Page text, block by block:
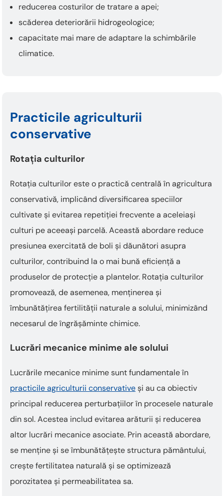
reducerea costurilor de tratare a apei;
scăderea deteriorării hidrogeologice;
capacitate mai mare de adaptare la schimbările
climatice.
Practicile agriculturii
conservative
Rotația culturilor
Rotația culturilor este o practică centrală în agricultura
conservativă, implicând diversificarea speciilor
cultivate și evitarea repetiției frecvente a aceleiași
culturi pe aceeași parcelă. Această abordare reduce
presiunea exercitată de boli și dăunători asupra
culturilor, contribuind la o mai bună eficiență a
produselor de protecție a plantelor. Rotația culturilor
promovează, de asemenea, menținerea și
îmbunătățirea fertilității naturale a solului, minimizând
necesarul de îngrășăminte chimice.
Lucrări mecanice minime ale solului
Lucrările mecanice minime sunt fundamentale în
practicile agriculturii conservativeși au ca obiectiv
principal reducerea perturbațiilor în procesele naturale
din sol. Acestea includ evitarea arăturii și reducerea
altor lucrări mecanice asociate. Prin această abordare,
se menține și se îmbunătățește structura pământului,
crește fertilitatea naturală și se optimizează
porozitatea și permeabilitatea sa.